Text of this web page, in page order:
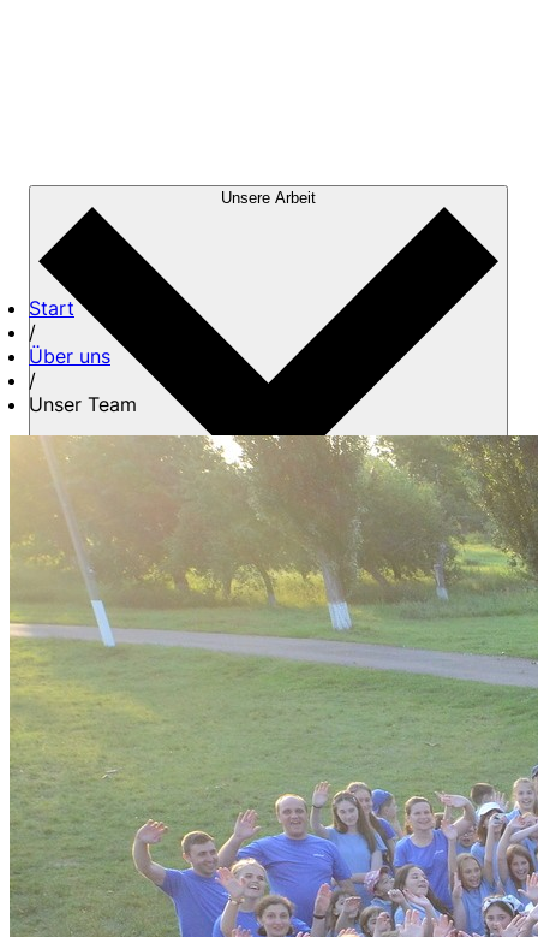
Unsere Arbeit
Über uns
Mitmachen
Start
/
Über uns
/
Unser Team